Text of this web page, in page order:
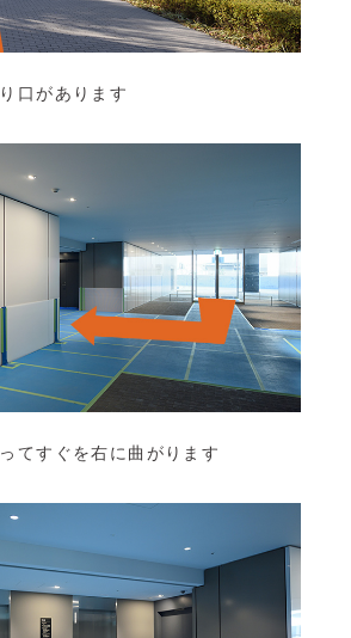
口があります
てすぐを右に曲がります